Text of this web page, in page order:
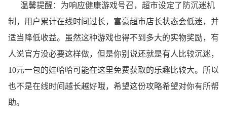
温馨提醒：为响应健康游戏号召，超市设定了防沉迷机
制，用户累计在线时间过长，富豪超市店长状态会低迷，并
适当降低收益。虽然这种游戏也得不到多大的实物奖励，有
人说官方没必要这样做，但是你别说还就是有人比较沉迷，
10元一包的娃哈哈可能在这里免费获取的乐趣比较大。所以
也不是在线时间越长越好哦，希望这份攻略希望对你有所帮
助。